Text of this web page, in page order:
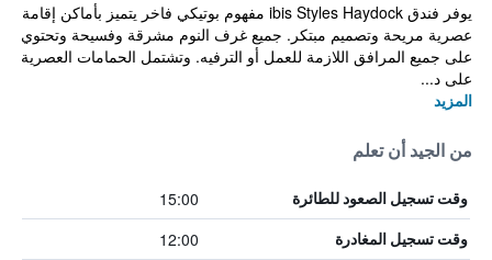
يوفر فندق ibis Styles Haydock مفهوم بوتيكي فاخر يتميز بأماكن إقامة
عصرية مريحة وتصميم مبتكر. جميع غرف النوم مشرقة وفسيحة وتحتوي
على جميع المرافق اللازمة للعمل أو الترفيه. وتشتمل الحمامات العصرية
على د...
المزيد
من الجيد أن تعلم
وقت تسجيل الصعود للطائرة 15:00
وقت تسجيل المغادرة 12:00